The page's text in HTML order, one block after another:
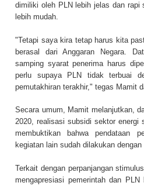
dimiliki oleh PLN lebih jelas dan rapi
lebih mudah.
"Tetapi saya kira tetap harus kita
berasal dari Anggaran Negara.
samping syarat penerima harus
perlu supaya PLN tidak terbuai
pemutakhiran terakhir," tegas Mamit
Secara umum, Mamit melanjutkan,
2020, realisasi subsidi sektor energi
membuktikan bahwa pendataan
kegiatan lain sudah dilakukan
Terkait dengan perpanjangan
mengapresiasi pemerintah dan